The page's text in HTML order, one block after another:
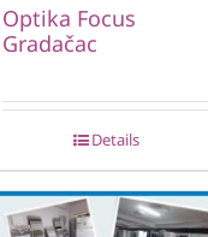
Optika Focus
Gradačac
Details